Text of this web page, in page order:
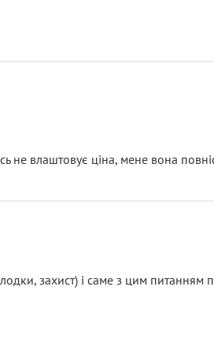
не влаштовує ціна, мене вона
захист) і саме з цим питанням